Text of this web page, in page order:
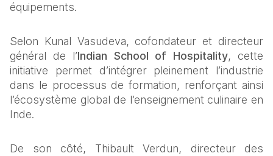
équipements.
Selon Kunal Vasudeva, cofondateur et directeur
général de l’Indian School of Hospitality, cette
initiative permet d’intégrer pleinement l’industrie
dans le processus de formation, renforçant ainsi
l’écosystème global de l’enseignement culinaire en
Inde.
De son côté, Thibault Verdun, directeur des